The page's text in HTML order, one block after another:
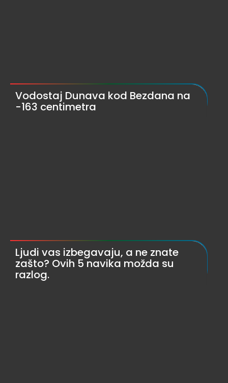
Vodostaj Dunava kod Bezdana na
-163 centimetra
Ljudi vas izbegavaju, a ne znate
zašto? Ovih 5 navika možda su
razlog.